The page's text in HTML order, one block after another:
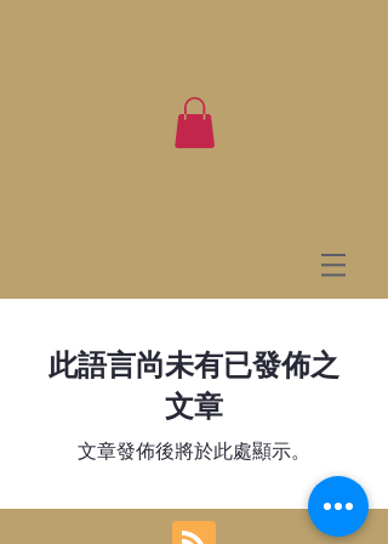
此語言尚未有已發佈之
文章
文章發佈後將於此處顯示。